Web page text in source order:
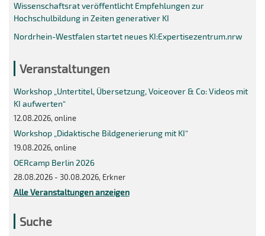
Wissenschaftsrat veröffentlicht Empfehlungen zur
Hochschulbildung in Zeiten generativer KI
Nordrhein-Westfalen startet neues KI:Expertisezentrum.nrw
Veranstaltungen
Workshop „Untertitel, Übersetzung, Voiceover & Co: Videos mit
KI aufwerten“
12.08.2026, online
Workshop „Didaktische Bildgenerierung mit KI“
19.08.2026, online
OERcamp Berlin 2026
28.08.2026 - 30.08.2026, Erkner
Alle Veranstaltungen anzeigen
Suche